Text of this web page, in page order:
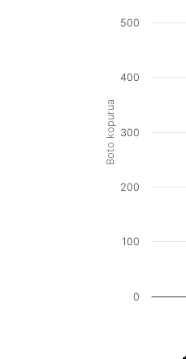
Boto kopurua
0
100
200
300
400
500